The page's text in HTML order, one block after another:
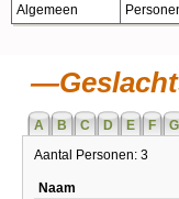
Algemeen
A B C D E F G
Aantal Personen: 3
Naam